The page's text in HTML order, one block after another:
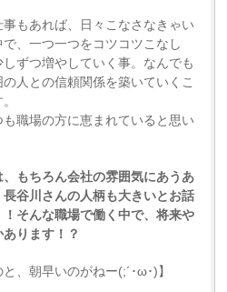
もあれば、日々こなさなきゃい
、一つ一つをコツコツこなし
ずつ増やしていく事。なんでも
人との信頼関係を築いていくこ
職場の方に恵まれていると思い
もちろん会社の雰囲気にあうあ
谷川さんの人柄も大きいとお話
そんな職場で働く中で、将来や
ります！？
、朝早いのがねー(;´･ω･)】